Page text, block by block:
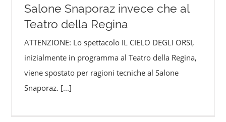
Salone Snaporaz invece che al
Teatro della Regina
ATTENZIONE: Lo spettacolo IL CIELO DEGLI ORSI,
inizialmente in programma al Teatro della Regina,
viene spostato per ragioni tecniche al Salone
Snaporaz. [...]